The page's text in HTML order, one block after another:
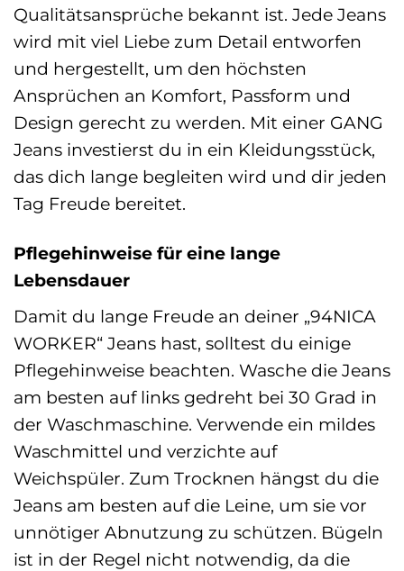
Qualitätsansprüche bekannt ist. Jede Jeans
wird mit viel Liebe zum Detail entworfen
und hergestellt, um den höchsten
Ansprüchen an Komfort, Passform und
Design gerecht zu werden. Mit einer GANG
Jeans investierst du in ein Kleidungsstück,
das dich lange begleiten wird und dir jeden
Tag Freude bereitet.
Pflegehinweise für eine lange
Lebensdauer
Damit du lange Freude an deiner „94NICA
WORKER“ Jeans hast, solltest du einige
Pflegehinweise beachten. Wasche die Jeans
am besten auf links gedreht bei 30 Grad in
der Waschmaschine. Verwende ein mildes
Waschmittel und verzichte auf
Weichspüler. Zum Trocknen hängst du die
Jeans am besten auf die Leine, um sie vor
unnötiger Abnutzung zu schützen. Bügeln
ist in der Regel nicht notwendig, da die